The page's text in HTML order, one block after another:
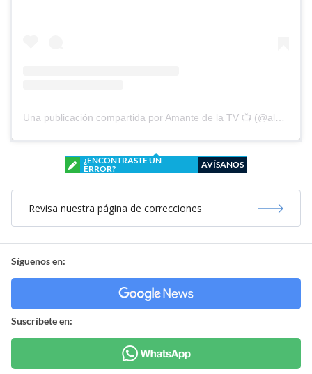
Una publicación compartida por Amante de la TV 📺 (@alguien_te_observa)
¿ENCONTRASTE UN
ERROR?
AVÍSANOS
Revisa nuestra página de correcciones
Síguenos en:
Suscríbete en: